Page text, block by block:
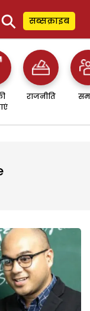
⚲ सब्सक्राइब
राजनीति